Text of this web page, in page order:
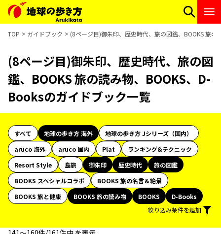
TOP ガイドブック (8ページ目)御朱印、歴史時代、旅の図鑑、BOOKS 旅
(8ページ目)御朱印、歴史時代、旅の図
鑑、BOOKS 旅の読み物、BOOKS、D-
Booksのガイドブック一覧
すべて 地球の歩き方 海外
地球の歩き方 Jシリーズ（国内）
aruco 海外
aruco 国内 Plat
ランキング&テクニック
Resort Style
島旅 御朱印 歴史時代
旅の図鑑
BOOKS スペシャルコラボ
BOOKS 旅の名言＆絶景
BOOKS 旅と健康
BOOKS 旅の読み物 BOOKS
D-Books
絞り込み条件を追加